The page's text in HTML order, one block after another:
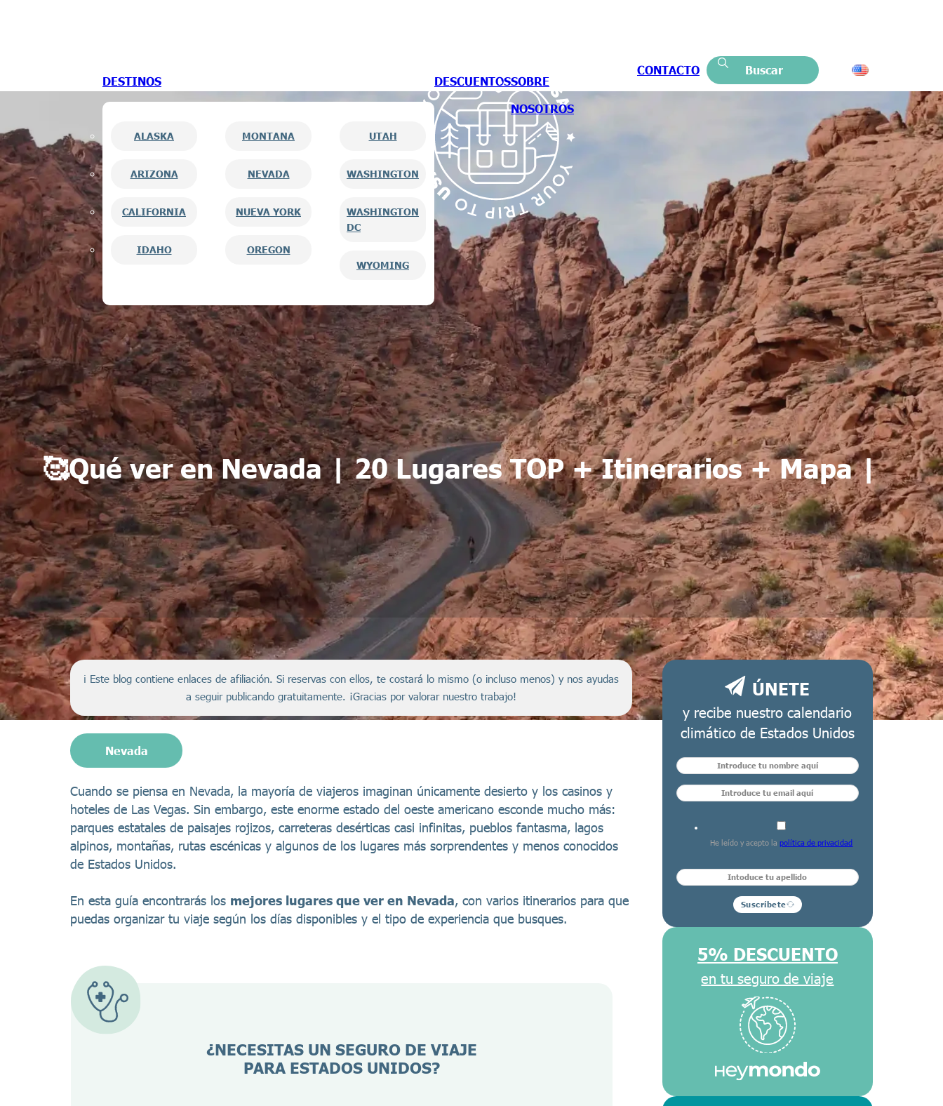
DESTINOS
ALASKA
ARIZONA
CALIFORNIA
IDAHO
MONTANA
NEVADA
NUEVA YORK
OREGON
UTAH
WASHINGTON
WASHINGTON
DC
WYOMING
DESCUENTOSSOBRE
NOSOTROS
CONTACTO
Buscar
🥰Qué ver en Nevada | 20 Lugares TOP + Itinerarios + Mapa |
ℹ️ Este blog contiene enlaces de afiliación. Si reservas con ellos, te costará lo mismo (o incluso menos) y nos ayudas
a seguir publicando gratuitamente. ¡Gracias por valorar nuestro trabajo!
Nevada
Cuando se piensa en Nevada, la mayoría de viajeros imaginan únicamente desierto y los casinos y
hoteles de Las Vegas. Sin embargo, este enorme estado del oeste americano esconde mucho más:
parques estatales de paisajes rojizos, carreteras desérticas casi infinitas, pueblos fantasma, lagos
alpinos, montañas, rutas escénicas y algunos de los lugares más sorprendentes y menos conocidos
de Estados Unidos.
En esta guía encontrarás los mejores lugares que ver en Nevada, con varios itinerarios para que
puedas organizar tu viaje según los días disponibles y el tipo de experiencia que busques.
¿NECESITAS UN SEGURO DE VIAJE
PARA ESTADOS UNIDOS?
ÚNETE
y recibe nuestro calendario
climático de Estados Unidos
He leído y acepto lapolítica de privacidad
Suscríbete
5% DESCUENTO
en tu seguro de viaje